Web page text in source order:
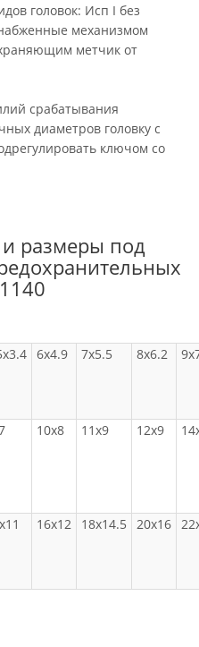
головок: Исп I без
механизмом
метчик от
срабатывания
диаметров головку с
ключом со
и размеры под
6x4.9 7x5.5 8x6.2
10x8 11x9 12x9
16x12 18x14.5 20x16